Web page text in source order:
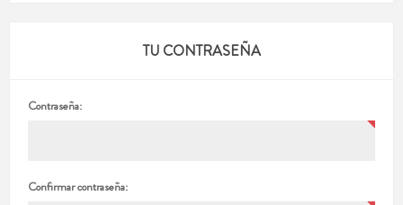
TU CONTRASEÑA
Contraseña:
Confirmar contraseña: